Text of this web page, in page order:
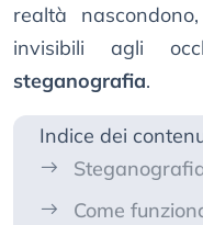
realtà
invisibili agli
steganografia.
Indice dei
Come